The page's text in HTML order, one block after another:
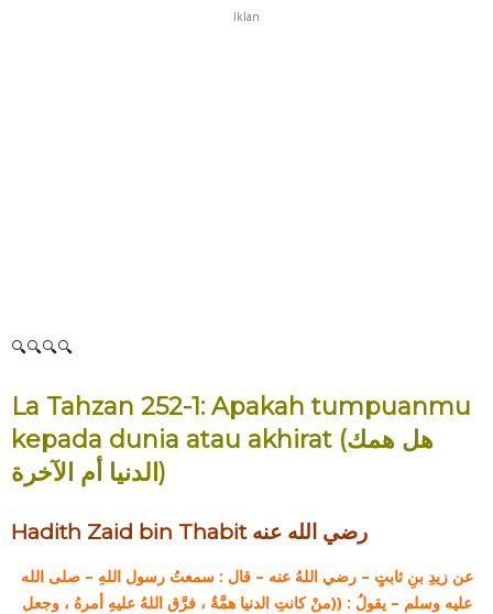
Iklan
🔍🔍🔍🔍
La Tahzan 252-1: Apakah tumpuanmu
kepada dunia atau akhirat (هل همك
الدنيا أم الآخرة)
Hadith Zaid bin Thabit رضي الله عنه
عن زيدِ بنِ ثابتٍ – رضي اللهُ عنه – قال : سمعتُ رسول اللهِ – صلى الله
عليه وسلم – يقولُ : ((منْ كانتِ الدنيا همَّةُ ، فرَّق اللهُ عليهِ أمرهُ ، وجعل